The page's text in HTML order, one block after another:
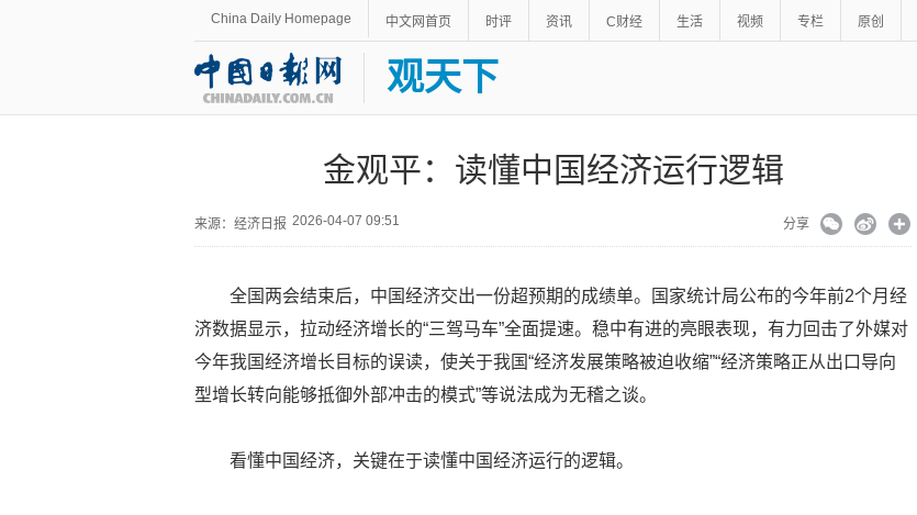
China Daily Homepage 中文网首页 时评 资讯 C财经 生活 视频 专栏 原创
观天下
金观平：读懂中国经济运行逻辑
来源：经济日报 2026-04-07 09:51 分享
全国两会结束后，中国经济交出一份超预期的成绩单。国家统计局公布的今年前2个月经
济数据显示，拉动经济增长的“三驾马车”全面提速。稳中有进的亮眼表现，有力回击了外媒对
今年我国经济增长目标的误读，使关于我国“经济发展策略被迫收缩”“经济策略正从出口导向
型增长转向能够抵御外部冲击的模式”等说法成为无稽之谈。
看懂中国经济，关键在于读懂中国经济运行的逻辑。